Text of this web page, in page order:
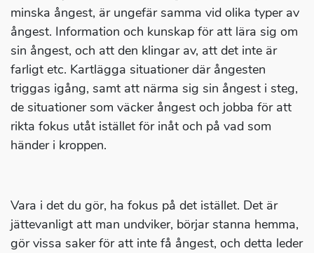
minska ångest, är ungefär samma vid olika typer av
ångest. Information och kunskap för att lära sig om
sin ångest, och att den klingar av, att det inte är
farligt etc. Kartlägga situationer där ångesten
triggas igång, samt att närma sig sin ångest i steg,
de situationer som väcker ångest och jobba för att
rikta fokus utåt istället för inåt och på vad som
händer i kroppen.
Vara i det du gör, ha fokus på det istället. Det är
jättevanligt att man undviker, börjar stanna hemma,
gör vissa saker för att inte få ångest, och detta leder